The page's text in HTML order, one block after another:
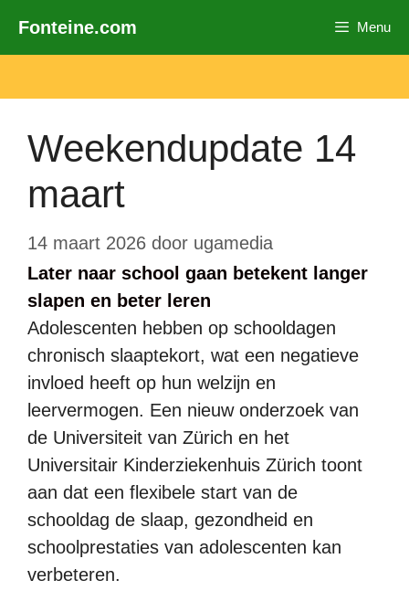
naar
inhoud
Fonteine.com Menu
Weekendupdate 14
maart
14 maart 2026 door ugamedia
Later naar school gaan betekent langer
slapen en beter leren
Adolescenten hebben op schooldagen
chronisch slaaptekort, wat een negatieve
invloed heeft op hun welzijn en
leervermogen. Een nieuw onderzoek van
de Universiteit van Zürich en het
Universitair Kinderziekenhuis Zürich toont
aan dat een flexibele start van de
schooldag de slaap, gezondheid en
schoolprestaties van adolescenten kan
verbeteren.